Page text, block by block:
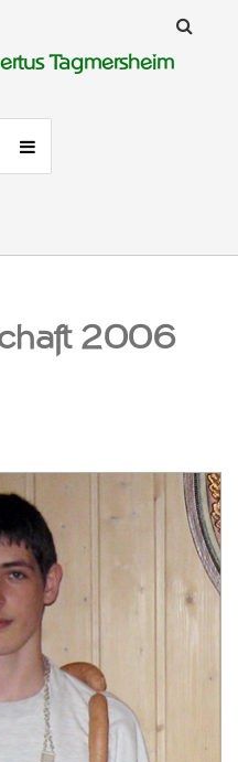
Tagmersheim
2006